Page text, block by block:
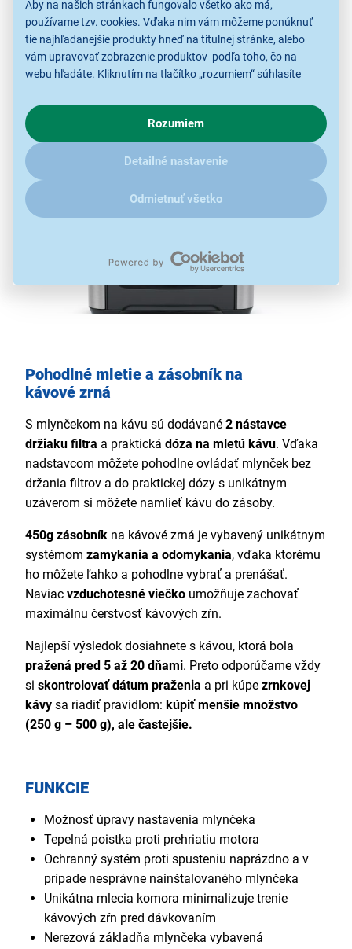
Aby na našich stránkach fungovalo všetko ako má,
používame tzv. cookies. Vďaka nim vám môžeme ponúknuť
tie najhľadanejšie produkty hneď na titulnej stránke, alebo
vám upravovať zobrazenie produktov podľa toho, čo na
webu hľadáte. Kliknutím na tlačítko „rozumiem“ súhlasíte
o chovaní na webe pre zobrazovaní cielených reklám.
V prípade že vás zaujímajú detaily, ako u nás s cookies a
ďalšími údaji pracujeme, kliknitesem.
Rozumiem
Detailné nastavenie
Odmietnuť všetko
nastavenia hrubosti mletia, aby ste dosiahli
maximálnej arómy a chuti. Mlynček na kávu je
vybavený 60 rôznymi nastaveniamihrubosti mletia, z
ktorých si podľa druhu pripravovanej kávy môžete
Pohodlné mletie a zásobník na
kávové zrná
S mlynčekom na kávu sú dodávané 2 nástavce
držiaku filtra a praktická dóza na mletú kávu. Vďaka
nadstavcom môžete pohodlne ovládať mlynček bez
držania filtrov a do praktickej dózy s unikátnym
uzáverom si môžete namlieť kávu do zásoby.
450g zásobník na kávové zrná je vybavený unikátnym
systémom zamykania a odomykania, vďaka ktorému
ho môžete ľahko a pohodlne vybrať a prenášať.
Naviac vzduchotesné viečko umožňuje zachovať
maximálnu čerstvosť kávových zŕn.
Najlepší výsledok dosiahnete s kávou, ktorá bola
pražená pred 5 až 20 dňami. Preto odporúčame vždy
si skontrolovať dátum praženia a pri kúpe zrnkovej
kávy sa riadiť pravidlom: kúpiť menšie množstvo
(250 g – 500 g), ale častejšie.
FUNKCIE
Možnosť úpravy nastavenia mlynčeka
Tepelná poistka proti prehriatiu motora
Ochranný systém proti spusteniu naprázdno a v
prípade nesprávne nainštalovaného mlynčeka
Unikátna mlecia komora minimalizuje trenie
kávových zŕn pred dávkovaním
Nerezová základňa mlynčeka vybavená